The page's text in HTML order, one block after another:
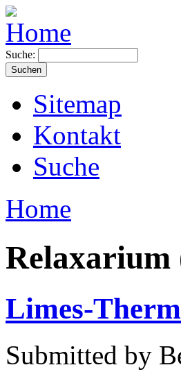
Suche:
Sitemap
Kontakt
Suche
Home
Relaxarium
Limes-
Submitted by